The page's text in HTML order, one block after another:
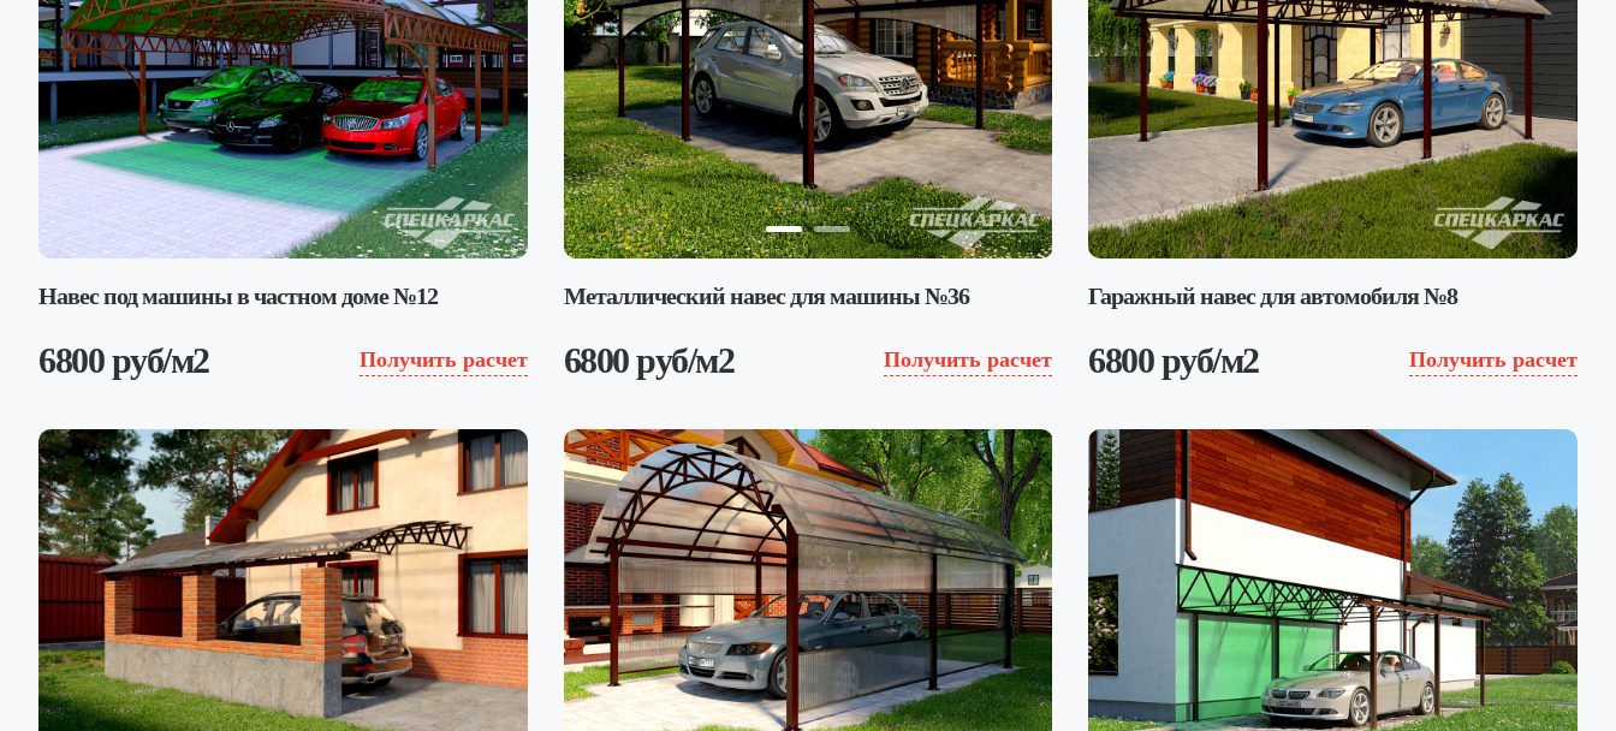
Навес под машины в частном доме №12
6800 руб/м2 Получить расчет
Металлический навес для машины №36
6800 руб/м2 Получить расчет
Гаражный навес для автомобиля №8
6800 руб/м2 Получить расчет